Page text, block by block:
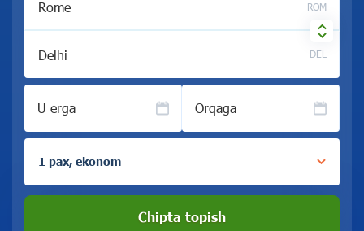
ROM
DEL
U erga Orqaga
1 pax, ekonom
Chipta topish